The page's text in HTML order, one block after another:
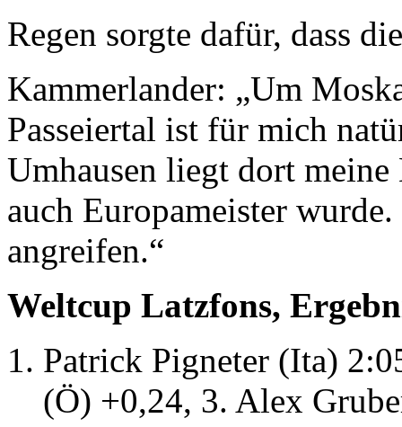
Regen sorgte dafür, dass
Kammerlander: „Um
Passeiertal ist für mich
Umhausen liegt dort
auch Europameister
angreifen.“
Weltcup Latzfons,
Patrick Pigneter (Ita)
(Ö) +0,24, 3. Alex